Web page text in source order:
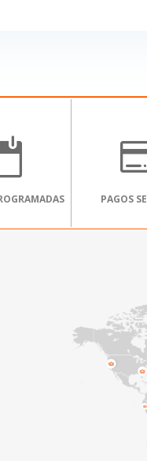
PAGOS